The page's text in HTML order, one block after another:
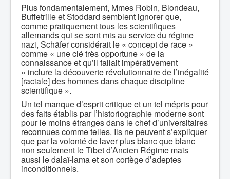
Plus fondamentalement, Mmes Robin, Blondeau,
Buffetrille et Stoddard semblent ignorer que,
comme pratiquement tous les scientifiques
allemands qui se sont mis au service du régime
nazi, Schäfer considérait le « concept de race »
comme « une clé très opportune » de la
connaissance et qu’il fallait impérativement
« inclure la découverte révolutionnaire de l’inégalité
[raciale] des hommes dans chaque discipline
scientifique ».
Un tel manque d’esprit critique et un tel mépris pour
des faits établis par l’historiographie moderne sont
pour le moins étranges dans le chef d’universitaires
reconnues comme telles. Ils ne peuvent s’expliquer
que par la volonté de laver plus blanc que blanc
non seulement le Tibet d’Ancien Régime mais
aussi le dalaï-lama et son cortège d’adeptes
inconditionnels.